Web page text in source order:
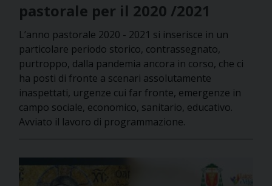
pastorale per il 2020 /2021
L’anno pastorale 2020 - 2021 si inserisce in un
particolare periodo storico, contrassegnato,
purtroppo, dalla pandemia ancora in corso, che ci
ha posti di fronte a scenari assolutamente
inaspettati, urgenze cui far fronte, emergenze in
campo sociale, economico, sanitario, educativo.
Avviato il lavoro di programmazione.